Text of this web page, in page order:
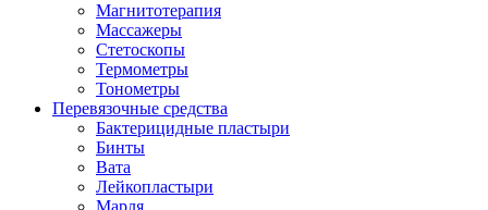
Магнитотерапия
Массажеры
Стетоскопы
Термометры
Тонометры
Перевязочные средства
Бактерицидные пластыри
Бинты
Вата
Лейкопластыри
Марля